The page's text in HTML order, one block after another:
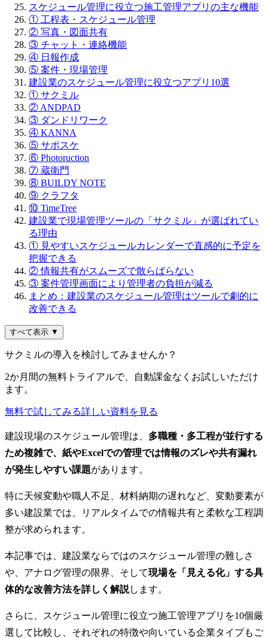
スケジュール管理に役立つ施工管理アプリの主な機能
① 工程表・スケジュール管理
② 写真・図面共有
③ チャット・連絡機能
④ 日報作成
⑤ 案件・現場管理
建設業のスケジュール管理に役立つアプリ10選
① サクミル
② ANDPAD
③ ダンドリワーク
④ KANNA
⑤ サポスケ
⑥ Photoruction
⑦ 蔵衛門
⑧ BUILDY NOTE
⑨ クラフタ
⑩ TimeTree
建設業で現場管理ツールの「サクミル」が選ばれてい
る理由
① 見やすいスケジュールカレンダーで直感的に予定を
把握できる
② 情報共有がスムーズで散らばらない
③ 案件管理画面により管理者の負担が減る
まとめ：建設業のスケジュール管理はツールで劇的に
改善できる
すべて表示 ▼
サクミルの導入を検討してみませんか？
2か月間の無料トライアルで、自動課金なくお試しいただけ
ます。
無料で試してみる詳しい資料を見る
建設現場のスケジュール管理は、 多職種・多工程が並行する
ため複雑で、紙やExcelでの管理では情報のズレや共有漏れ
が発生しやすい課題があります。
特に天候変動や職人不足、材料納期の遅れなど、変動要素が
多い建設業では、リアルタイムでの情報共有と柔軟な工程調
整が求められます。
本記事では、建設業ならではのスケジュール管理の難しさ
や、アナログ管理の限界、そして現場を「見える化」する具
体的な改善方法を詳しく解説します。
さらに、スケジュール管理に役立つ施工管理アプリを10個厳
選して比較し、それぞれの特徴や向いている企業タイプもご